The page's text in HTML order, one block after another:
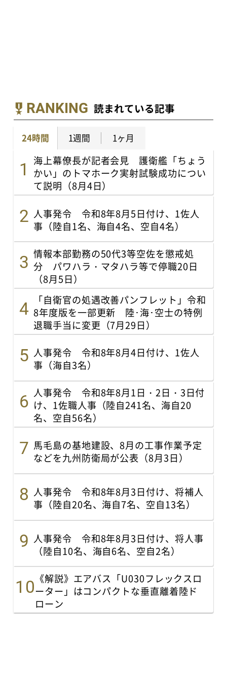
RANKING 読まれている記事
24時間 1週間 1ヶ月
海上幕僚長が記者会見 護衛艦「ちょう
かい」のトマホーク実射試験成功につい
て説明（8月4日）
人事発令 令和8年8月5日付け、1佐人
事（陸自1名、海自4名、空自4名）
情報本部勤務の50代3等空佐を懲戒処
分 パワハラ・マタハラ等で停職20日
（8月5日）
「自衛官の処遇改善パンフレット」令和
8年度版を一部更新 陸･海･空士の特例
退職手当に変更（7月29日）
人事発令 令和8年8月4日付け、1佐人
事（海自3名）
人事発令 令和8年8月1日・2日・3日付
け、1佐職人事（陸自241名、海自20
名、空自56名）
馬毛島の基地建設、8月の工事作業予定
などを九州防衛局が公表（8月3日）
人事発令 令和8年8月3日付け、将補人
事（陸自20名、海自7名、空自13名）
人事発令 令和8年8月3日付け、将人事
（陸自10名、海自6名、空自2名）
《解説》エアバス「U030フレックスロ
ーター」はコンパクトな垂直離着陸ド
ローン